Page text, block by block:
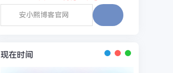
现在时间